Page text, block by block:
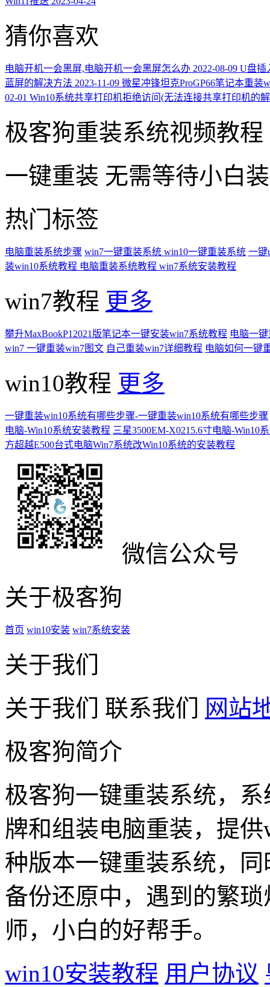
猜你喜欢
电脑开机一会黑屏,电脑开机一会黑屏怎么办 2022-08-09 U盘插
蓝屏的解决方法 2023-11-09 微星冲锋坦克ProGP66笔记本重装
02-01 Win10系统共享打印机拒绝访问(无法连接共享打印机的
极客狗重装系统视频教程
一键重装 无需等待小白
热门标签
电脑重装系统步骤 win7一键重装系统 win10一键重装系统 一键
装win10系统教程 电脑重装系统教程 win7系统安装教程
win7教程 更多
攀升MaxBookP12021版笔记本一键安装win7系统教程 电脑一
win7 一键重装win7图文 自己重装win7详细教程 电脑如何一键
win10教程 更多
一键重装win10系统有哪些步骤-一键重装win10系统有哪些步骤
电脑-Win10系统安装教程 三星3500EM-X0215.6寸电脑-Win10
方超越E500台式电脑Win7系统改Win10系统的安装教程
微信公众号
关于极客狗
首页 win10安装 win7系统安装
关于我们
关于我们
联系我们
网站
极客狗简介
极客狗一键重装系统，
牌和组装电脑重装，提
种版本一键重装系统，
备份还原中，遇到的繁
师，小白的好帮手。
win10安装教程 用户协议